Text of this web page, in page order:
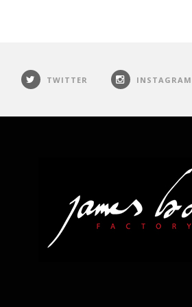
TWITTER INSTAGRAM